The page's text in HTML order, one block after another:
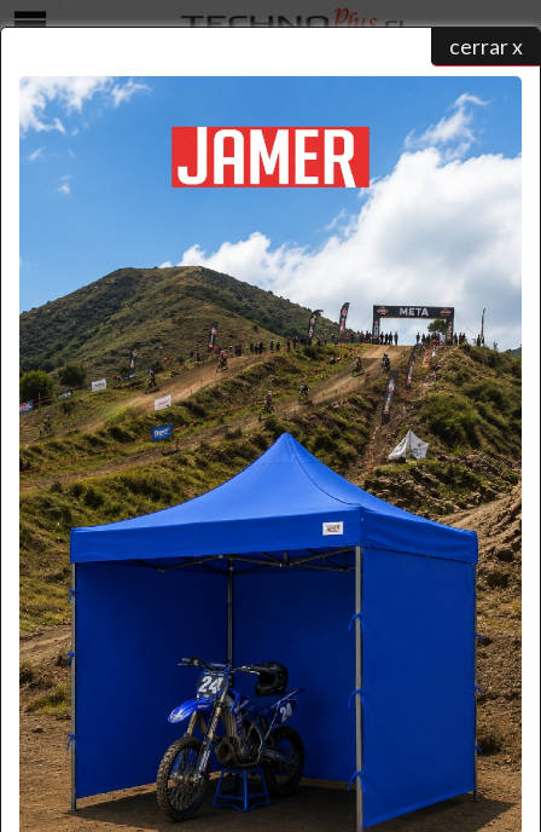
cerrar x
ASEO INDUSTRIAL
home/catálogo de productos/ aseo industrial
SUBCATEGORIAS DE ASEO INDUSTRIAL
QUIMICOS
ABRILLANTADORA
ASPIRADORAS POLVO/AGUA
CARROS DE ASEO
SECADORES DE MANOS
BARREDORAS
SOPLADORES DE ALFOMBRA
KIT PARA EMPRENDEDORES